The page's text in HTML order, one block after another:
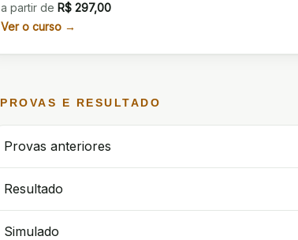
a partir de R$ 297,00
Ver o curso →
PROVAS E RESULTADO
Provas anteriores
Resultado
Simulado